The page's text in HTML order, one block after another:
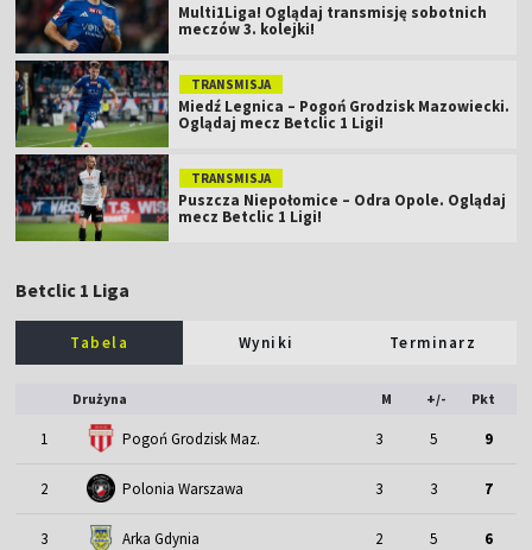
Multi1Liga! Oglądaj transmisję sobotnich
meczów 3. kolejki!
TRANSMISJA
Miedź Legnica – Pogoń Grodzisk Mazowiecki.
Oglądaj mecz Betclic 1 Ligi!
TRANSMISJA
Puszcza Niepołomice – Odra Opole. Oglądaj
mecz Betclic 1 Ligi!
Betclic 1 Liga
Tabela Wyniki Terminarz
Drużyna M +/- Pkt
1 Pogoń Grodzisk Maz. 3 5 9
2 Polonia Warszawa 3 3 7
3 Arka Gdynia 2 5 6